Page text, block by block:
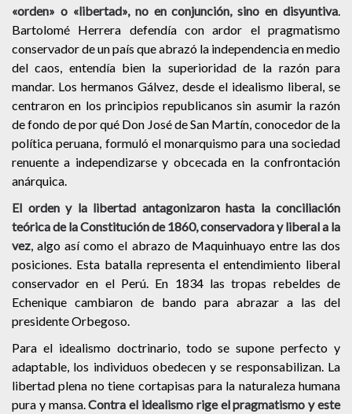
«orden» o «libertad», no en conjunción, sino en disyuntiva
Bartolomé Herrera defendía con ardor el pragmatismo
conservador de un país que abrazó la independencia en medio
del caos, entendía bien la superioridad de la razón para
mandar. Los hermanos Gálvez, desde el idealismo liberal, se
centraron en los principios republicanos sin asumir la razón
de fondo de por qué Don José de San Martín, conocedor de la
política peruana, formuló el monarquismo para una sociedad
renuente a independizarse y obcecada en la confrontación
anárquica.
El orden y la libertad antagonizaron hasta la conciliación
teórica de la Constitución de 1860, conservadora y liberal a la
vez , algo así como el abrazo de Maquinhuayo entre las dos
posiciones. Esta batalla representa el entendimiento liberal
conservador en el Perú. En 1834 las tropas rebeldes de
Echenique cambiaron de bando para abrazar a las del
presidente Orbegoso.
Para el idealismo doctrinario, todo se supone perfecto y
adaptable, los individuos obedecen y se responsabilizan. La
libertad plena no tiene cortapisas para la naturaleza humana
pura y mansa.Contra el idealismo rige el pragmatismo y este